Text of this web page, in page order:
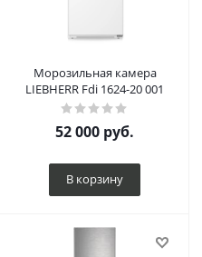
Морозильная камера
LIEBHERR Fdi 1624-20 001
52 000 руб.
В корзину